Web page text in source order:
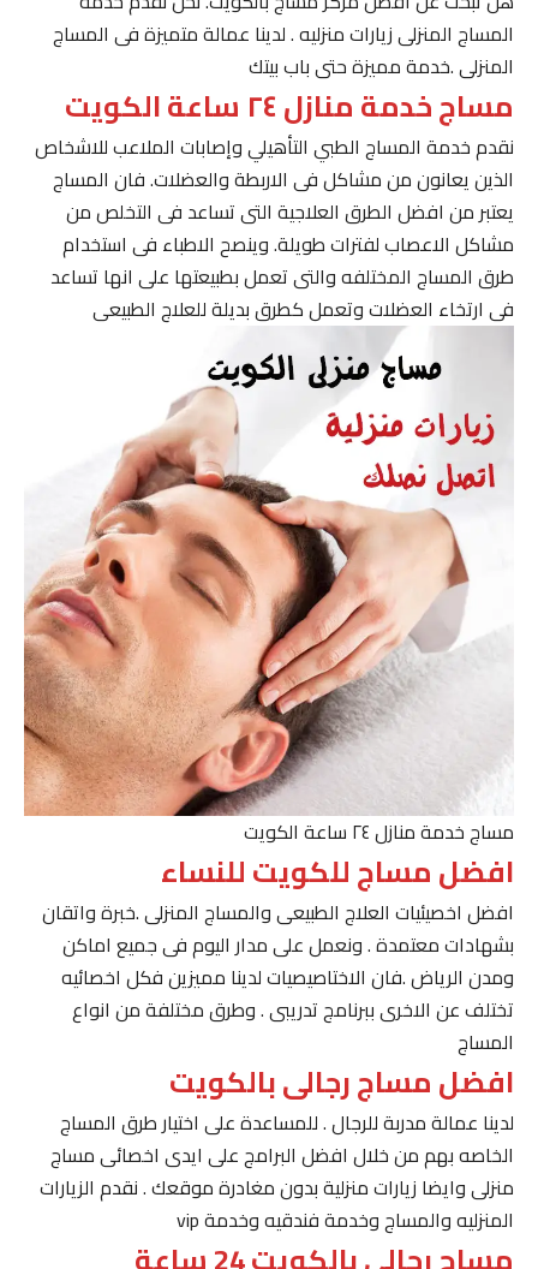
المساج المنزلى زيارات منزليه . لدينا عمالة متميزة فى المساج
المنزلى .خدمة مميزة حتى باب بيتك
مساج خدمة منازل ٢٤ ساعة الكويت
نقدم خدمة المساج الطبي التأهيلي وإصابات الملاعب للاشخاص
الذين يعانون من مشاكل فى الاربطة والعضلات. فان المساج
يعتبر من افضل الطرق العلاجية التى تساعد فى التخلص من
مشاكل الاعصاب لفترات طويلة. وينصح الاطباء فى استخدام
طرق المساج المختلفه والتى تعمل بطبيعتها على انها تساعد
فى ارتخاء العضلات وتعمل كطرق بديلة للعلاج الطبيعى
مساج خدمة منازل ٢٤ ساعة الكويت
افضل مساج للكويت للنساء
افضل اخصيئيات العلاج الطبيعى والمساج المنزلى .خبرة واتقان
بشهادات معتمدة . ونعمل على مدار اليوم فى جميع اماكن
ومدن الرياض .فان الاختاصيصيات لدينا مميزين فكل اخصائيه
تختلف عن الاخرى ببرنامج تدريبى . وطرق مختلفة من انواع
المساج
افضل مساج رجالى بالكويت
لدينا عمالة مدربة للرجال . للمساعدة على اختيار طرق المساج
الخاصه بهم من خلال افضل البرامج على ايدى اخصائى مساج
منزلى وايضا زيارات منزلية بدون مغادرة موقعك . نقدم الزيارات
المنزليه والمساج وخدمة فندقيه وخدمة vip